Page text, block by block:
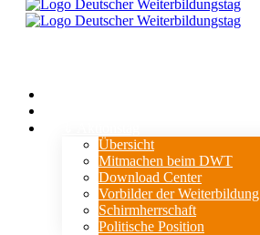
Übersicht
Mitmachen beim DWT
Download Center
Vorbilder der Weiterbildung
Schirmherrschaft
Politische Position